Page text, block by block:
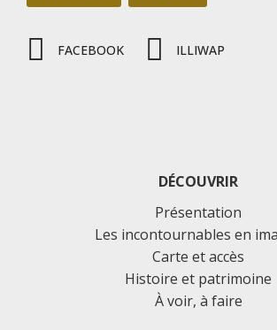
FACEBOOK ILLIWAP
DÉCOUVRIR
Présentation
Les incontournables en
Carte et accès
Histoire et patrimoine
À voir, à faire